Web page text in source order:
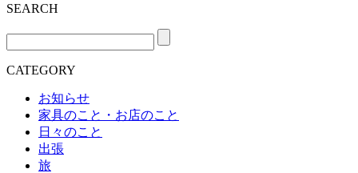
SEARCH
CATEGORY
お知らせ
家具のこと・お店のこと
日々のこと
出張
旅